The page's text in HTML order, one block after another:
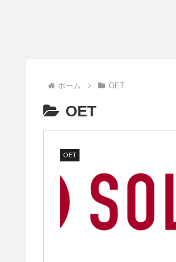
ホーム OET
OET
OET